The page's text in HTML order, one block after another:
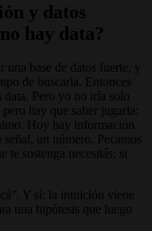
y datos
hay data?
una base de datos fuerte, y
de buscarla. Entonces
data. Pero yo no iría solo
hay que saber jugarla:
Hoy hay información
un número. Pecamos
te sostenga necesitás; si
Y sí: la intuición viene
una hipótesis que luego